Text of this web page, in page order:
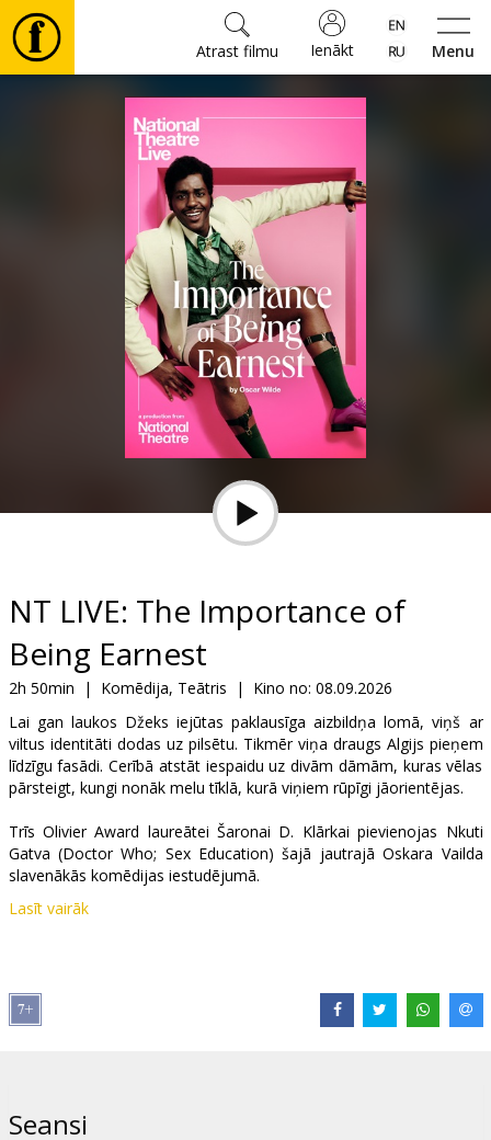
Menu
Ienākt
Atrast filmu
Pasākumi
B2B
Kino
Klubs
NT LIVE: The Importance of
Being Earnest
2h 50min | Komēdija, Teātris | Kino no: 08.09.2026
Lai gan laukos Džeks iejūtas paklausīga aizbildņa lomā, viņš ar
viltus identitāti dodas uz pilsētu. Tikmēr viņa draugs Algijs pieņem
līdzīgu fasādi. Cerībā atstāt iespaidu uz divām dāmām, kuras vēlas
pārsteigt, kungi nonāk melu tīklā, kurā viņiem rūpīgi jāorientējas.
Trīs Olivier Award laureātei Šaronai D. Klārkai pievienojas Nkuti
Gatva (Doctor Who; Sex Education) šajā jautrajā Oskara Vailda
slavenākās komēdijas iestudējumā.
IZRĀDE ANGĻU VALODĀ AR SUBTITRIEM ANGĻU VALODĀ.
Izplatītājs:
Režisors:
Lasīt vairāk
Seansi